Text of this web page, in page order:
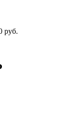
руб.